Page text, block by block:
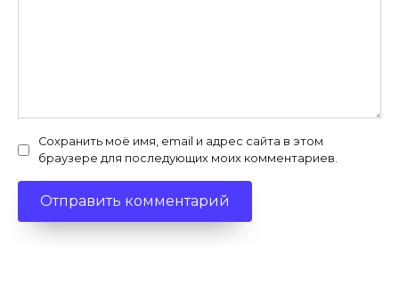
Сохранить моё имя, email и адрес сайта в этом
браузере для последующих моих комментариев.